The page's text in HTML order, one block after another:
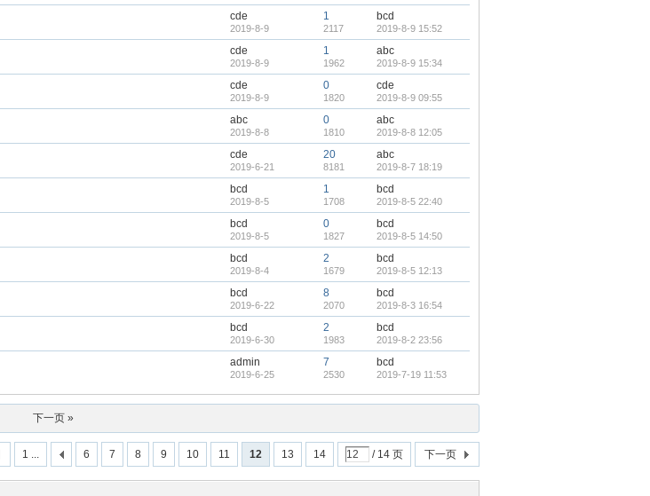
cde
2019-8-9
1
2117
bcd
2019-8-9 15:52
cde
2019-8-9
1
1962
abc
2019-8-9 15:34
cde
2019-8-9
0
1820
cde
2019-8-9 09:55
abc
2019-8-8
0
1810
abc
2019-8-8 12:05
cde
2019-6-21
20
8181
abc
2019-8-7 18:19
bcd
2019-8-5
1
1708
bcd
2019-8-5 22:40
bcd
2019-8-5
0
1827
bcd
2019-8-5 14:50
bcd
2019-8-4
2
1679
bcd
2019-8-5 12:13
bcd
2019-6-22
8
2070
bcd
2019-8-3 16:54
bcd
2019-6-30
2
1983
bcd
2019-8-2 23:56
admin
2019-6-25
7
2530
bcd
2019-7-19 11:53
下一页 »
1 ... 6 7 8 9 10 11 12 13 14 / 14 页 下一页